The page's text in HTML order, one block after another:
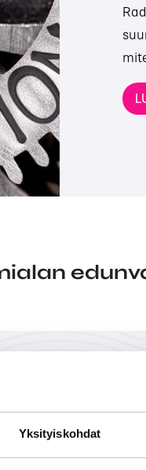
Yksityiskohdat